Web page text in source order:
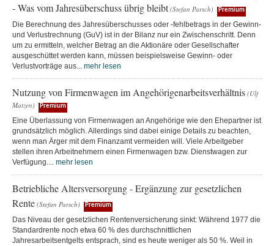
- Was vom Jahresüberschuss übrig bleibt (Stefan Parsch) Premium
Die Berechnung des Jahresüberschusses oder -fehlbetrags in der Gewinn-
und Verlustrechnung (GuV) ist in der Bilanz nur ein Zwischenschritt. Denn
um zu ermitteln, welcher Betrag an die Aktionäre oder Gesellschafter
ausgeschüttet werden kann, müssen beispielsweise Gewinn- oder
Verlustvorträge aus... mehr lesen
Nutzung von Firmenwagen im Angehörigenarbeitsverhältnis (Ulf
Matzen)
Premium
Eine Überlassung von Firmenwagen an Angehörige wie den Ehepartner ist
grundsätzlich möglich. Allerdings sind dabei einige Details zu beachten,
wenn man Ärger mit dem Finanzamt vermeiden will. Viele Arbeitgeber
stellen ihren Arbeitnehmern einen Firmenwagen bzw. Dienstwagen zur
Verfügung.... mehr lesen
Betriebliche Altersversorgung - Ergänzung zur gesetzlichen
Rente (Stefan Parsch) Premium
Das Niveau der gesetzlichen Rentenversicherung sinkt: Während 1977 die
Standardrente noch etwa 60 % des durchschnittlichen
Jahresarbeitsentgelts entsprach, sind es heute weniger als 50 %. Weil in